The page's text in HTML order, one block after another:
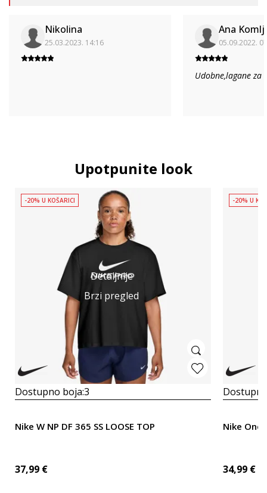
Nikolina
25.03.2023. 14:16
Ana
05.09.2022.
Udobne,lagane za
Upotpunite look
Detaljnije
Brzi pregled
-20% U KOŠARICI
Dostupno boja:3
Nike W NP DF 365 SS LOOSE TOP
37,99 €
-20% U
Nike One
34,99 €